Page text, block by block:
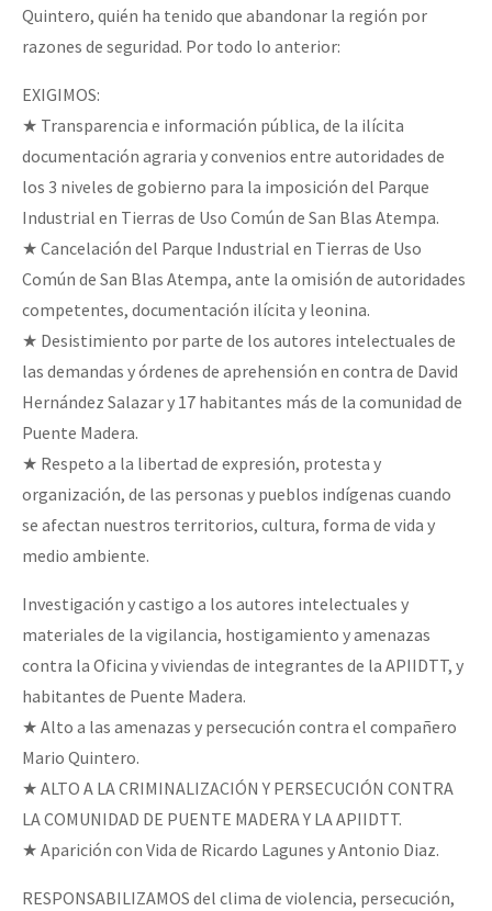
Quintero, quién ha tenido que abandonar la región por
razones de seguridad. Por todo lo anterior:
EXIGIMOS:
★ Transparencia e información pública, de la ilícita
documentación agraria y convenios entre autoridades de
los 3 niveles de gobierno para la imposición del Parque
Industrial en Tierras de Uso Común de San Blas Atempa.
★ Cancelación del Parque Industrial en Tierras de Uso
Común de San Blas Atempa, ante la omisión de autoridades
competentes, documentación ilícita y leonina.
★ Desistimiento por parte de los autores intelectuales de
las demandas y órdenes de aprehensión en contra de David
Hernández Salazar y 17 habitantes más de la comunidad de
Puente Madera.
★ Respeto a la libertad de expresión, protesta y
organización, de las personas y pueblos indígenas cuando
se afectan nuestros territorios, cultura, forma de vida y
medio ambiente.
Investigación y castigo a los autores intelectuales y
materiales de la vigilancia, hostigamiento y amenazas
contra la Oficina y viviendas de integrantes de la APIIDTT, y
habitantes de Puente Madera.
★ Alto a las amenazas y persecución contra el compañero
Mario Quintero.
★ ALTO A LA CRIMINALIZACIÓN Y PERSECUCIÓN CONTRA
LA COMUNIDAD DE PUENTE MADERA Y LA APIIDTT.
★ Aparición con Vida de Ricardo Lagunes y Antonio Diaz.
RESPONSABILIZAMOS del clima de violencia, persecución,